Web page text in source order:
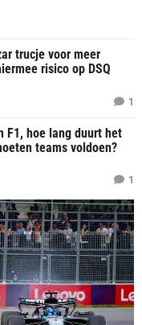
trucje voor meer
risico op DSQ
1
F1, hoe lang duurt het
teams voldoen?
1